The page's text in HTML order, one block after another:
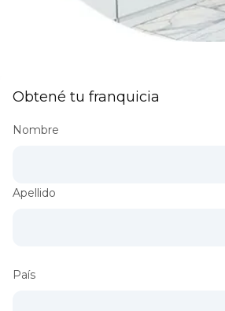
Obtené tu franquicia
Nombre
Apellido
País